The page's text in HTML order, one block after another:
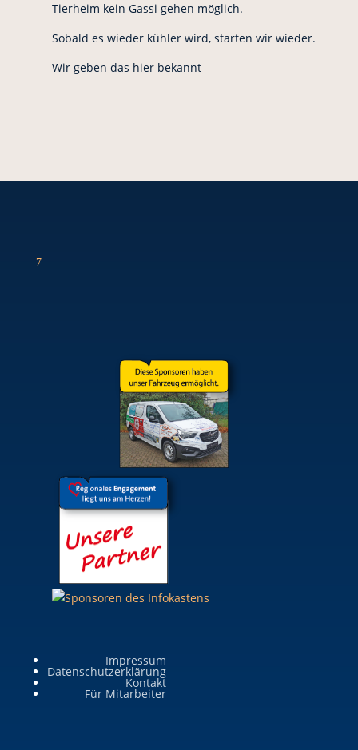
Tierheim kein Gassi gehen möglich.
Sobald es wieder kühler wird, starten wir wieder.
Wir geben das hier bekannt
7
Impressum
Datenschutzerklärung
Kontakt
Für Mitarbeiter